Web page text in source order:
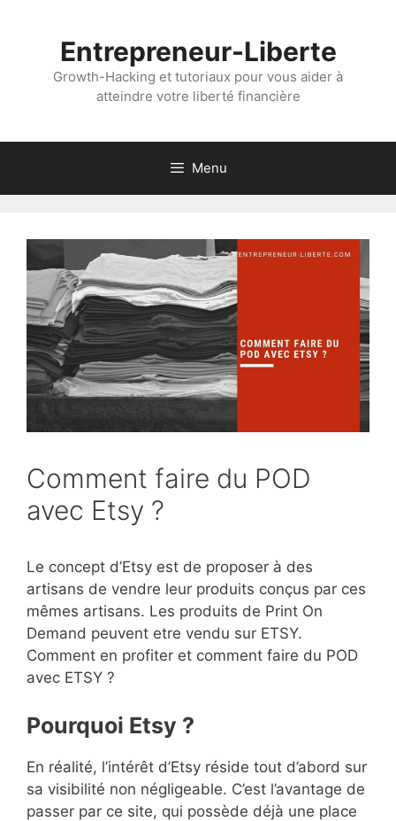
Entrepreneur-Liberte
Growth-Hacking et tutoriaux pour vous aider à
atteindre votre liberté financière
Menu
Comment faire du POD
avec Etsy ?
Le concept d’Etsy est de proposer à des
artisans de vendre leur produits conçus par ces
mêmes artisans. Les produits de Print On
Demand peuvent etre vendu sur ETSY.
Comment en profiter et comment faire du POD
avec ETSY ?
Pourquoi Etsy ?
En réalité, l’intérêt d’Etsy réside tout d’abord sur
sa visibilité non négligeable. C’est l’avantage de
passer par ce site, qui possède déjà une place